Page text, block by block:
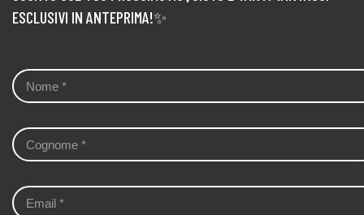
ESCLUSIVI IN ANTEPRIMA!✨